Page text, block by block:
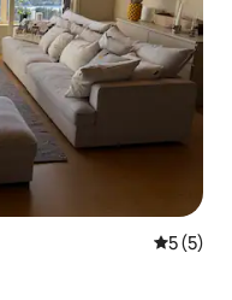
5 de
5 (5)